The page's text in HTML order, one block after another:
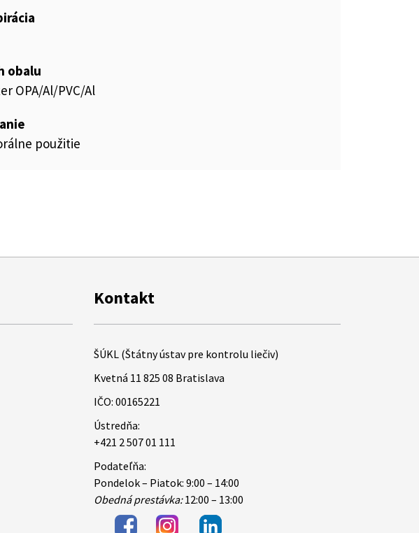
obalu
OPA/Al/PVC/Al
použitie
Kontakt
ŠÚKL (Štátny ústav pre kontrolu liečiv)
Kvetná 11 825 08 Bratislava
IČO: 00165221
Ústredňa:
+421 2 507 01 111
Podateľňa:
Pondelok – Piatok: 9:00 – 14:00
Obedná prestávka:12:00 – 13:00